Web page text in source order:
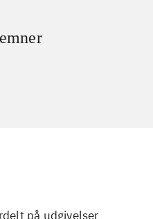
på udgivelser